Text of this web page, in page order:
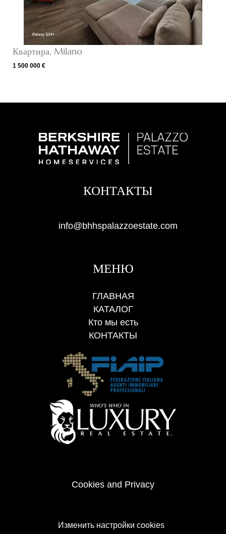
Квартира, Milano
1 500 000 €
КОНТАКТЫ
info@bhhspalazzoestate.com
МЕНЮ
ГЛАВНАЯ
КАТАЛОГ
Кто мы есть
КОНТАКТЫ
Cookies and Privacy
Изменить настройки cookies